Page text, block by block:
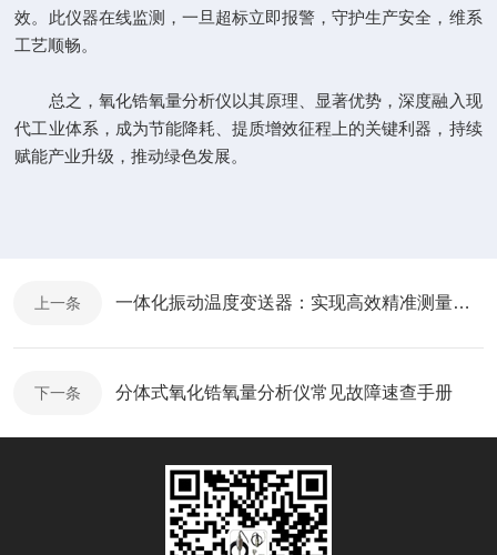
效。此仪器在线监测，一旦超标立即报警，守护生产安全，维系
工艺顺畅。
总之，氧化锆氧量分析仪以其原理、显著优势，深度融入现
代工业体系，成为节能降耗、提质增效征程上的关键利器，持续
赋能产业升级，推动绿色发展。
上一条 一体化振动温度变送器：实现高效精准测量的关键力量
下一条 分体式氧化锆氧量分析仪常见故障速查手册